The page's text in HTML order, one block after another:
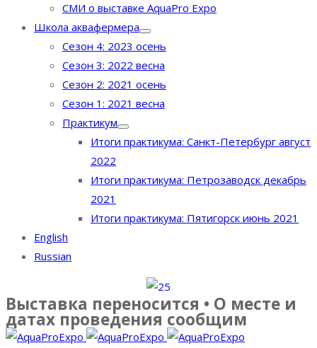
СМИ о выставке AquaPro Expo
Школа аквафермера
Сезон 4: 2023 осень
Сезон 3: 2022 весна
Сезон 2: 2021 осень
Сезон 1: 2021 весна
Практикум
Итоги практикума: Санкт-Петербург август
2022
Итоги практикума: Петрозаводск декабрь
2021
Итоги практикума: Пятигорск июнь 2021
English
Russian
Выставка переносится • О месте и
датах проведения сообщим